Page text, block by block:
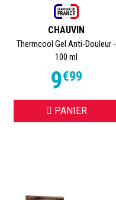
CHAUVIN
Thermcool Gel Anti-Douleur -
100 ml
9€99
PANIER